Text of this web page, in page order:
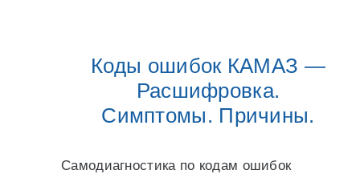
Коды ошибок КАМАЗ —
Расшифровка.
Симптомы. Причины.
Самодиагностика по кодам ошибок